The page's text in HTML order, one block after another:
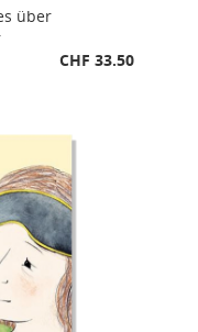
über
CHF 33.50